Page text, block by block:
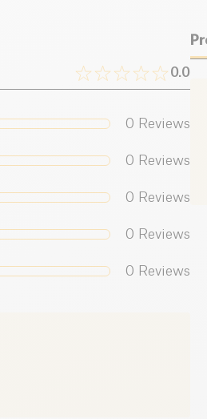
0.0
0 Reviews
0 Reviews
0 Reviews
0 Reviews
0 Reviews